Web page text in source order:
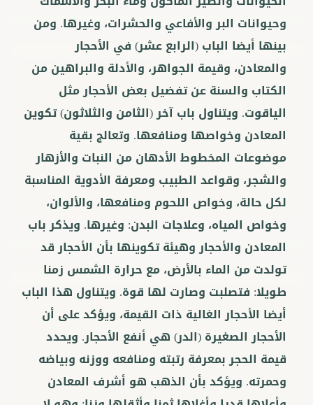
وحيوانات البر والأفاعي والحشرات، وغيرها. ومن
بينها أيضا الباب (الرابع عشر) في الأحجار
والمعادن، وقيمة الجواهر، والأدلة والبراهين من
الكتاب والسنة عن تفضيل بعض الأحجار مثل
الياقوت. ويتناول باب آخر (الثامن والثلاثون) تكوين
المعادن وخواصها ومنافعها. وتعالج بقية
موضوعات المخطوط الأدهان من النبات والأزهار
والشجر، وقواعد الطبيب ومعرفة الأدوية المناسبة
لكل حالة، وخواص اللحوم ومنافعها، والألوان،
وخواص المياه، وعلاجات البدن: وغيرها. ويذكر باب
المعادن والأحجار وهيئة تكوينها بأن الأحجار قد
تولدت من الماء بالأرض، مع حرارة الشمس زمنا
طويلا: فتصلبت وصارت لها قوة. ويتناول هذا الباب
أيضا الأحجار الغالية ذات القيمة، ويؤكد على أن
الأحجار الصغيرة (الدر) هي أنفع الأحجار. ويحدد
قيمة الحجر بمعرفة رتبته ومنافعه ووزنه وبياضه
وحمرته. ويؤكد بأن الذهب هو أشرف المعادن